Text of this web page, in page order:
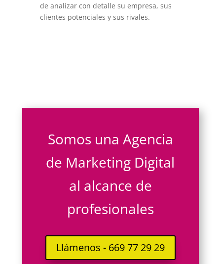
de analizar con detalle su empresa, sus
clientes potenciales y sus rivales.
Somos una Agencia
de Marketing Digital
al alcance de
profesionales
Llámenos - 669 77 29 29